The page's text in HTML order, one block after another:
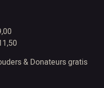
& Donateurs gratis